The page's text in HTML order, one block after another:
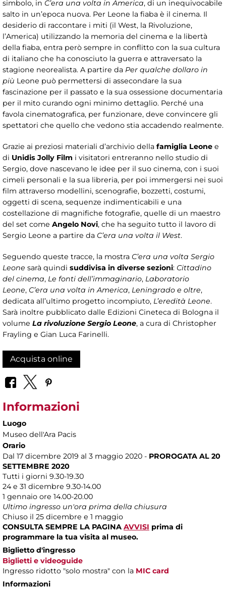
simbolo, in C’era una volta in America, di un inequivocabile
salto in un’epoca nuova. Per Leone la fiaba è il cinema. Il
desiderio di raccontare i miti (il West, la Rivoluzione,
l’America) utilizzando la memoria del cinema e la libertà
della fiaba, entra però sempre in conflitto con la sua cultura
di italiano che ha conosciuto la guerra e attraversato la
stagione neorealista. A partire da Per qualche dollaro in
più Leone può permettersi di assecondare la sua
fascinazione per il passato e la sua ossessione documentaria
per il mito curando ogni minimo dettaglio. Perché una
favola cinematografica, per funzionare, deve convincere gli
spettatori che quello che vedono stia accadendo realmente.
Grazie ai preziosi materiali d’archivio della famiglia Leone e
di Unidis Jolly Film i visitatori entreranno nello studio di
Sergio, dove nascevano le idee per il suo cinema, con i suoi
cimeli personali e la sua libreria, per poi immergersi nei suoi
film attraverso modellini, scenografie, bozzetti, costumi,
oggetti di scena, sequenze indimenticabili e una
costellazione di magnifiche fotografie, quelle di un maestro
del set come Angelo Novi, che ha seguito tutto il lavoro di
Sergio Leone a partire da C’era una volta il West.
Seguendo queste tracce, la mostra C’era una volta Sergio
Leone sarà quindi suddivisa in diverse sezioni: Cittadino
del cinema, Le fonti dell’immaginario, Laboratorio
Leone, C’era una volta in America, Leningrado e oltre,
dedicata all’ultimo progetto incompiuto, L’eredità Leone.
Sarà inoltre pubblicato dalle Edizioni Cineteca di Bologna il
volume La rivoluzione Sergio Leone, a cura di Christopher
Frayling e Gian Luca Farinelli.
Acquista online
Informazioni
Luogo
Museo dell'Ara Pacis
Orario
Dal 17 dicembre 2019 al 3 maggio 2020 - PROROGATA AL 20
SETTEMBRE 2020
Tutti i giorni 9.30-19.30
24 e 31 dicembre 9.30-14.00
1 gennaio ore 14.00-20.00
Ultimo ingresso un'ora prima della chiusura
Chiuso il 25 dicembre e 1 maggio
CONSULTA SEMPRE LA PAGINA AVVISI prima di
programmare la tua visita al museo.
Biglietto d'ingresso
Biglietti e videoguide
Ingresso ridotto "solo mostra" con la MIC card
Informazioni